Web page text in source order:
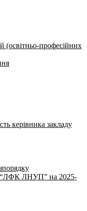
(освітньо-професійних
керівника закладу
“ЛФК ЛНУП” на 2025-